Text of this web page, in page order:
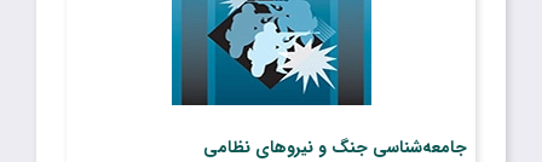
جامعه‌شناسی جنگ و نیروهاى نظامی